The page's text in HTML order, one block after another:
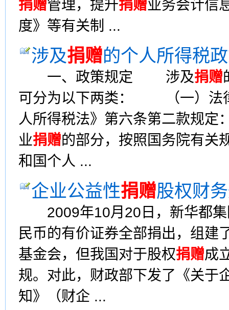
捐赠管理，提升捐赠业务会计信
度》等有关制 ...
涉及捐赠的个人所得税
一、政策规定 涉及捐赠
可分为以下两类： （一）法
人所得税法》第六条第二款规定
业捐赠的部分，按照国务院有关
和国个人 ...
企业公益性捐赠股权财
2009年10月20日，新华都集
民币的有价证券全部捐出，组建
基金会，但我国对于股权捐赠成
规。对此，财政部下发了《关于
知》（财企 ...